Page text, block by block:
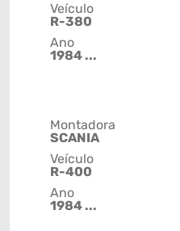
Veículo
R-380
Ano
1984 ...
Montadora
SCANIA
Veículo
R-400
Ano
1984 ...